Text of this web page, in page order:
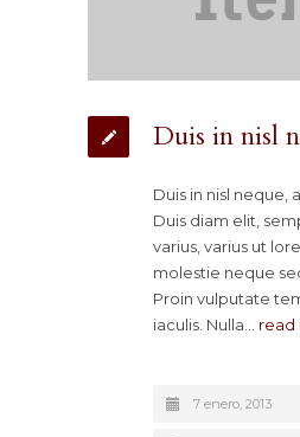
Duis in nisl
Duis in nisl neque,
Duis diam elit,
varius, varius ut
molestie neque
Proin vulputate
iaculis. Nulla… read
7 enero, 2013